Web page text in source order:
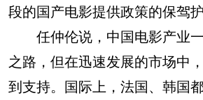
段的国产电影提供政策的保驾护
任仲伦说，中国电影产业
之路，但在迅速发展的市场中
到支持。国际上，法国、韩国